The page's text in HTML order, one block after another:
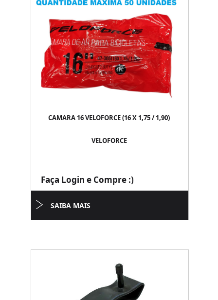
CAMARA 16 VELOFORCE (16 X 1,75 / 1,90)
VELOFORCE
Faça Login e Compre :)
SAIBA MAIS